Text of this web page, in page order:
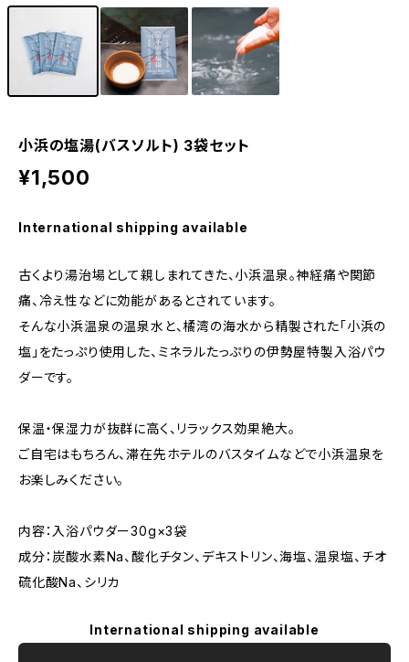
小浜の塩湯(バスソルト) 3袋セット
¥1,500
International shipping available
古くより湯治場として親しまれてきた、小浜温泉。神経痛や関節
痛、冷え性などに効能があるとされています。
そんな小浜温泉の温泉水と、橘湾の海水から精製された「小浜の
塩」をたっぷり使用した、ミネラルたっぷりの伊勢屋特製入浴パウ
ダーです。
保温・保湿力が抜群に高く、リラックス効果絶大。
ご自宅はもちろん、滞在先ホテルのバスタイムなどで小浜温泉を
お楽しみください。
内容：入浴パウダー30g×3袋
成分：炭酸水素Na、酸化チタン、デキストリン、海塩、温泉塩、チオ
硫化酸Na、シリカ
International shipping available